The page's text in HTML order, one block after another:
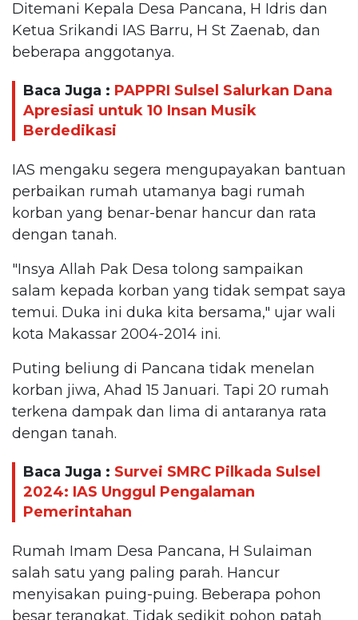
Ditemani Kepala Desa Pancana, H Idris dan
Ketua Srikandi IAS Barru, H St Zaenab, dan
beberapa anggotanya.
Baca Juga : PAPPRI Sulsel Salurkan Dana
Apresiasi untuk 10 Insan Musik
Berdedikasi
IAS mengaku segera mengupayakan bantuan
perbaikan rumah utamanya bagi rumah
korban yang benar-benar hancur dan rata
dengan tanah.
"Insya Allah Pak Desa tolong sampaikan
salam kepada korban yang tidak sempat saya
temui. Duka ini duka kita bersama," ujar wali
kota Makassar 2004-2014 ini.
Puting beliung di Pancana tidak menelan
korban jiwa, Ahad 15 Januari. Tapi 20 rumah
terkena dampak dan lima di antaranya rata
dengan tanah.
Baca Juga : Survei SMRC Pilkada Sulsel
2024: IAS Unggul Pengalaman
Pemerintahan
Rumah Imam Desa Pancana, H Sulaiman
salah satu yang paling parah. Hancur
menyisakan puing-puing. Beberapa pohon
besar terangkat. Tidak sedikit pohon patah